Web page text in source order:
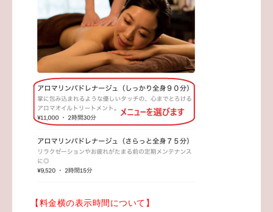
【料金横の表示時間について】